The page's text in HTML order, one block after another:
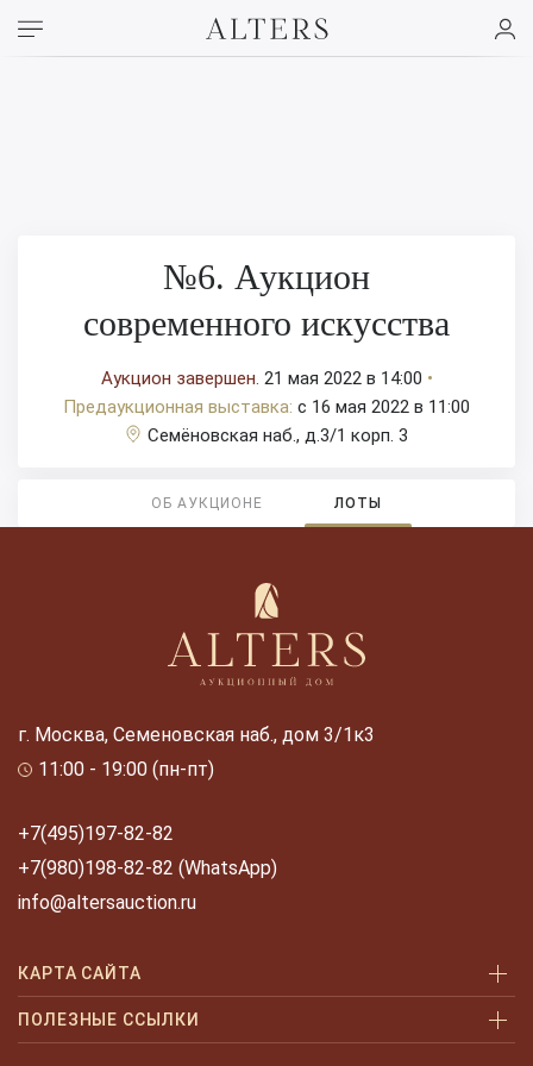
№6. Аукцион
современного искусства
Аукцион завершен. 21 мая 2022 в 14:00 •
Предаукционная выставка: c 16 мая 2022 в 11:00
Семёновская наб., д.3/1 корп. 3
ОБ АУКЦИОНЕ ЛОТЫ
г. Москва, Семеновская наб., дом 3/1к3
11:00 - 19:00 (пн-пт)
+7(495)197-82-82
+7(980)198-82-82 (WhatsApp)
info@altersauction.ru
КАРТА САЙТА
Аукционы
ПОЛЕЗНЫЕ ССЫЛКИ